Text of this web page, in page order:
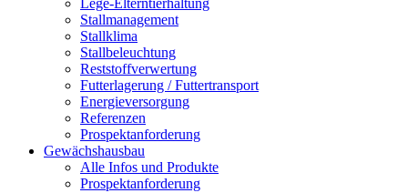
Lege-Elterntierhaltung
Stallmanagement
Stallklima
Stallbeleuchtung
Reststoffverwertung
Futterlagerung / Futtertransport
Energieversorgung
Referenzen
Prospektanforderung
Gewächshausbau
Alle Infos und Produkte
Prospektanforderung